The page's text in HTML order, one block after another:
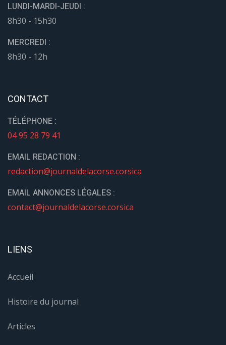
LUNDI-MARDI-JEUDI :
8h30 - 15h30
MERCREDI :
8h30 - 12h
CONTACT
TÉLÉPHONE :
04 95 28 79 41
EMAIL REDACTION :
redaction@journaldelacorse.corsica
EMAIL ANNONCES LÉGALES :
contact@journaldelacorse.corsica
LIENS
Accueil
Histoire du journal
Articles